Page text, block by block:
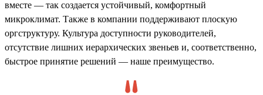
вместе — так создается устойчивый, комфортный
микроклимат. Также в компании поддерживают плоскую
оргструктуру. Культура доступности руководителей,
отсутствие лишних иерархических звеньев и, соответственно,
быстрое принятие решений — наше преимущество.